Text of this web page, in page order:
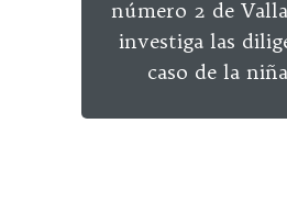
número 2 de
investiga las
caso de la